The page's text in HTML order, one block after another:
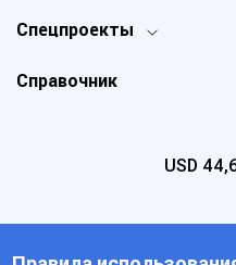
Спецпроекты
Справочник
USD